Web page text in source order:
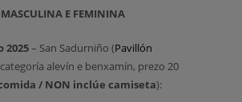
MASCULINA E FEMININA
2025– San Sadurniño (Pavillón
alevín e benxamín, prezo 20
/ NON inclúe camiseta):